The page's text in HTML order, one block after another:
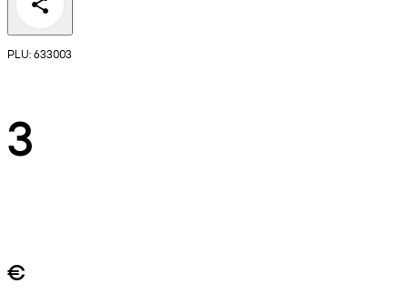
PLU: 633003
3
€